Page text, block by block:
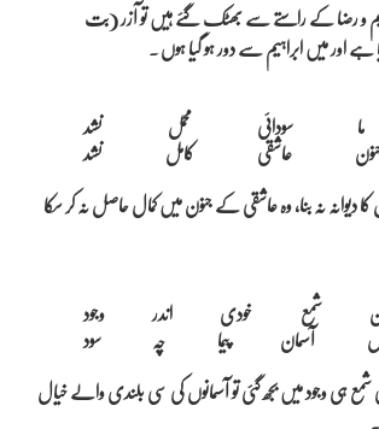
و رضا کے راستے سے بھٹک گئے ہیں تو آزر (بت
اور میں ابراہیم سے دور ہو گیا ہوں ۔
سودائی محمل نشد
دیوانہ نہ بنا، وہ عاشقی کے جنون میں کمال حاصل نہ کر سکا
شمع خودی اندر وجود
وجود میں بجھ گئی تو آسمانوں کی سی بلندی والے خیال